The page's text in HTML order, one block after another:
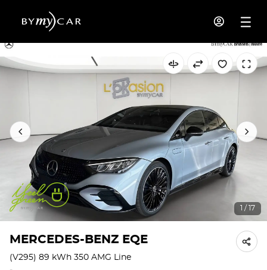
1 / 17
MERCEDES-BENZ EQE
(V295) 89 kWh 350 AMG Line